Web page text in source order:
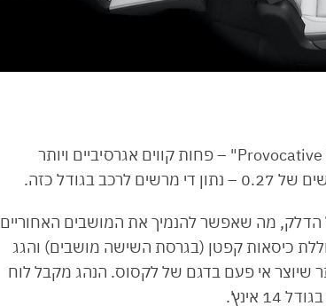
מבחוץ, לקסוס TZ מאמץ את שפת העיצוב "Provocative Simplicity" – פחות קווים אגרסיביים ויותר
כזה.
הדלק, מה שאפשר להנמיך את המושבים האחוריים
כיסאות קפטן (בגרסת השישה מושבים) והגג
שיוצר אי פעם בדגם של לקסוס. הנהג מקבל לוח